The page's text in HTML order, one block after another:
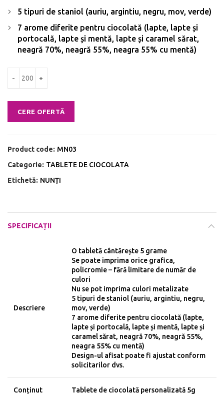
5 tipuri de staniol (auriu, argintiu, negru, mov, verde)
7 arome diferite pentru ciocolată (lapte, lapte și
portocală, lapte și mentă, lapte și caramel sărat,
neagră 70%, neagră 55%, neagra 55% cu mentă)
CERE OFERTĂ
Product code: MN03
Categorie: TABLETE DE CIOCOLATA
Etichetă: NUNȚI
SPECIFICAȚII
Descriere
O tabletă cântărește 5 grame
Se poate imprima orice grafica,
policromie – fără limitare de număr de
culori
Nu se pot imprima culori metalizate
5 tipuri de staniol (auriu, argintiu, negru,
mov, verde)
7 arome diferite pentru ciocolată (lapte,
lapte și portocală, lapte și mentă, lapte și
caramel sărat, neagră 70%, neagră 55%,
neagra 55% cu mentă)
Design-ul afisat poate fi ajustat conform
solicitarilor dvs.
Conținut Tablete de ciocolată personalizată 5g